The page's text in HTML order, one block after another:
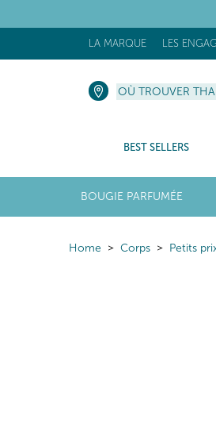
LA MARQUE LES
OÙ TROUVER
BEST SELLERS
BOUGIE PARFUMÉE
Home Corps Petits